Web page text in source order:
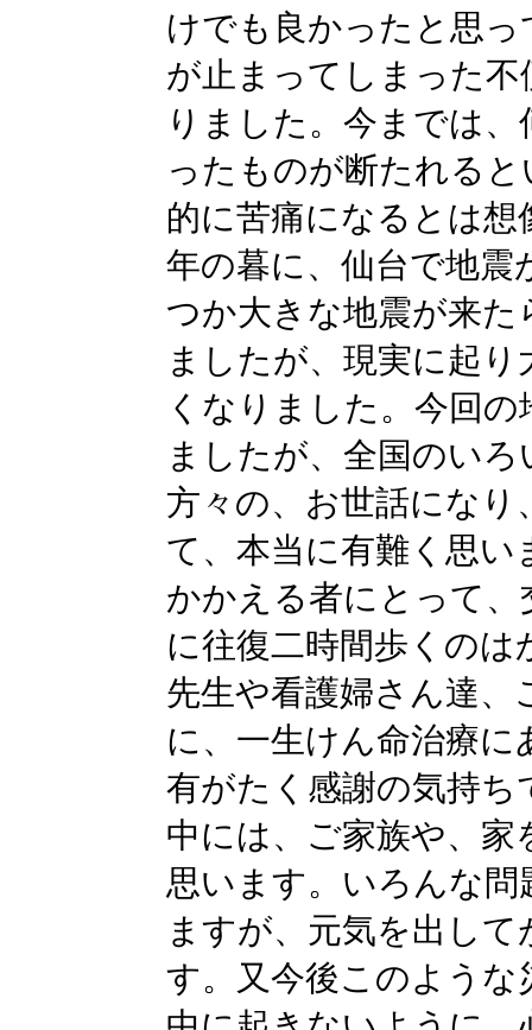
けでも良かったと思
が止まってしまった
りました。今までは
ったものが断たれる
的に苦痛になるとは
年の暮に、仙台で地震
つか大きな地震が来
ましたが、現実に起
くなりました。今回
ましたが、全国のい
方々の、お世話にな
て、本当に有難く思
かかえる者にとって
に往復二時間歩くの
先生や看護婦さん達
に、一生けん命治療
有がたく感謝の気持ち
中には、ご家族や、
思います。いろんな
ますが、元気を出し
す。又今後このような